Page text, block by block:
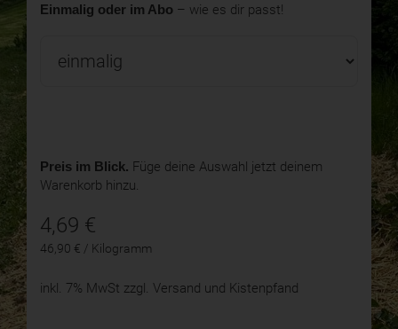
Einmalig oder im Abo – wie es dir passt!
Preis im Blick. Füge deine Auswahl jetzt deinem
Warenkorb hinzu.
4,69 €
46,90 € / Kilogramm
inkl. 7% MwSt zzgl. Versand und Kistenpfand